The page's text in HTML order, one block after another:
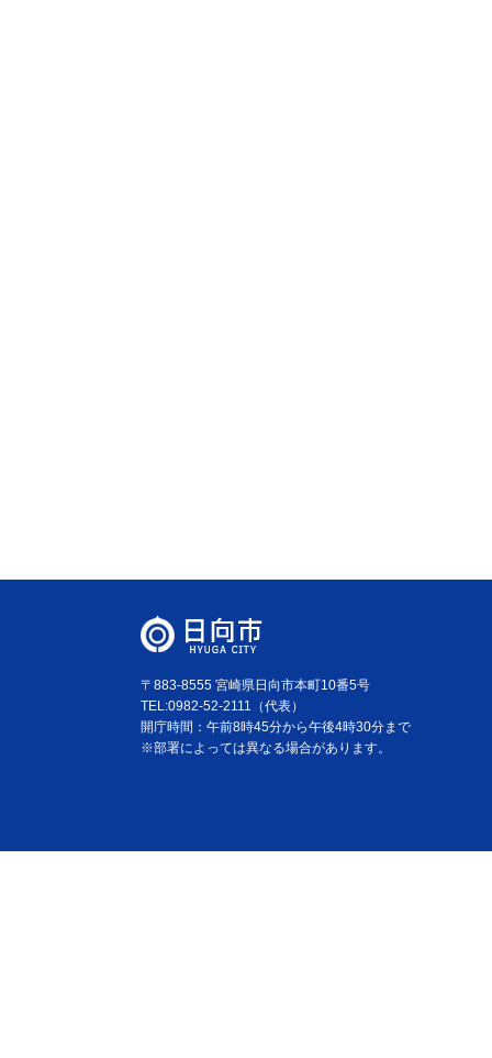
〒883-8555 宮崎県日向市本町10番5号
TEL:0982-52-2111（代表）
開庁時間：午前8時45分から午後4時30分まで
※部署によっては異なる場合があります。